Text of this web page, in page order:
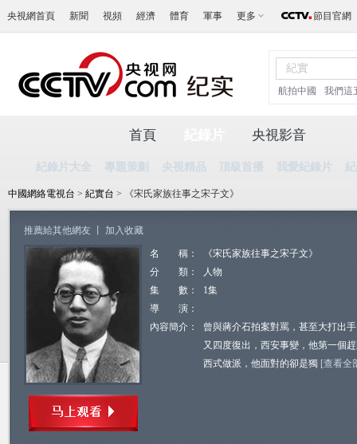
央視網首頁 新聞 視頻 經濟 體育 軍事 更多 節目官網
航拍中國 我們這
首頁
紀錄片大全 專題策劃 央視精品 頂級首播 我愛紀錄片
央視影音
中國網絡電視台 > 紀實台 > 《宋氏家族往事之宋子文》
推薦給其他網友 加入收藏
名 稱：
《宋氏家族往事之宋子文》
分 類：
人物
集 數：
1集
導 演：
內容簡介：
曾與蔣介石拍案對罵，甚至大打出
又四度復出，西安事變，他第一個
西式做派，他面對的卻是獨 [查看全